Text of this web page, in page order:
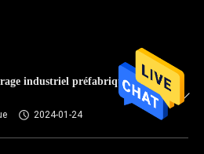
industriel préfabriqué
2024-01-24